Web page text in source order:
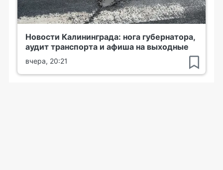
Новости Калининграда: нога губернатора,
аудит транспорта и афиша на выходные
вчера, 20:21